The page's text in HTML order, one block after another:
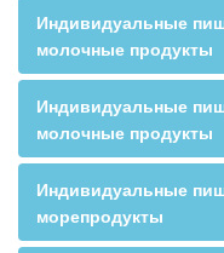
Индивидуальные
молочные продукты
Индивидуальные
молочные продукты
Индивидуальные
морепродукты